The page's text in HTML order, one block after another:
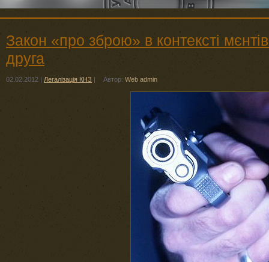
Закон «про зброю» в контексті
друга
02.02.2012 Легалізація КНЗ Автор: Web admin